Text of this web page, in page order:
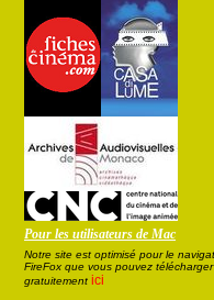
Pour les utilisateurs de Mac
Notre site est optimisé pour le
FireFox que vous pouvez télécharger
gratuitement ici